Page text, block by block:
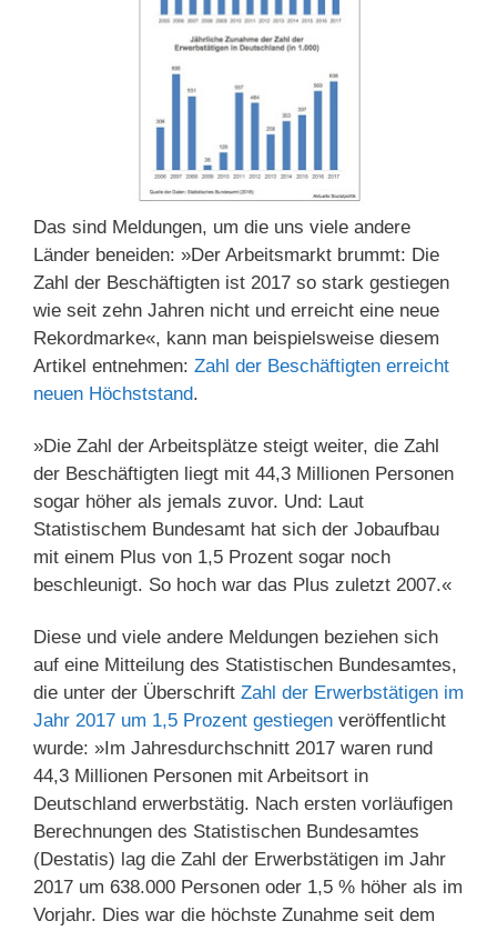
Das sind Meldungen, um die uns viele andere
Länder beneiden: »Der Arbeitsmarkt brummt: Die
Zahl der Beschäftigten ist 2017 so stark gestiegen
wie seit zehn Jahren nicht und erreicht eine neue
Rekordmarke«, kann man beispielsweise diesem
Artikel entnehmen: Zahl der Beschäftigten erreicht
neuen Höchststand.
»Die Zahl der Arbeitsplätze steigt weiter, die Zahl
der Beschäftigten liegt mit 44,3 Millionen Personen
sogar höher als jemals zuvor. Und: Laut
Statistischem Bundesamt hat sich der Jobaufbau
mit einem Plus von 1,5 Prozent sogar noch
beschleunigt. So hoch war das Plus zuletzt 2007.«
Diese und viele andere Meldungen beziehen sich
auf eine Mitteilung des Statistischen Bundesamtes,
die unter der Überschrift Zahl der Erwerbstätigen im
Jahr 2017 um 1,5 Prozent gestiegen veröffentlicht
wurde: »Im Jahresdurchschnitt 2017 waren rund
44,3 Millionen Personen mit Arbeitsort in
Deutschland erwerbstätig. Nach ersten vorläufigen
Berechnungen des Statistischen Bundesamtes
(Destatis) lag die Zahl der Erwerbstätigen im Jahr
2017 um 638.000 Personen oder 1,5 % höher als im
Vorjahr. Dies war die höchste Zunahme seit dem